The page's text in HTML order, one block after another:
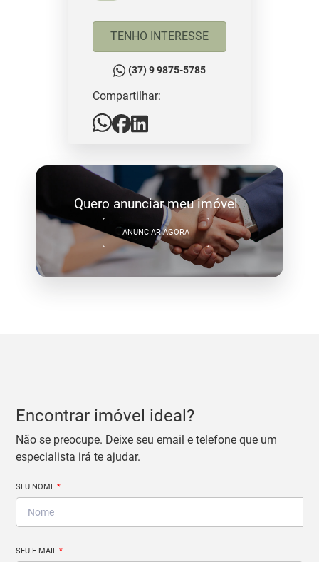
TENHO INTERESSE
(37) 9 9875-5785
Compartilhar:
Quero anunciar meu imóvel
ANUNCIAR AGORA
Encontrar imóvel ideal?
Não se preocupe. Deixe seu email e telefone que um
especialista irá te ajudar.
SEU NOME*
SEU E-MAIL*